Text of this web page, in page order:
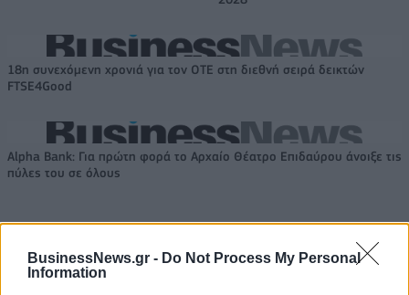
BusinessNews.gr - Do Not Process My Personal
Information
18η συνεχόμενη χρονιά για τον ΟΤΕ στη διεθνή σειρά δεικτών
FTSE4Good
Alpha Bank: Για πρώτη φορά το Αρχαίο Θέατρο Επιδαύρου άνοιξε τις
πύλες του σε όλους
ΠΕΡΙΣΣΌΤΕΡΑ ΣΕ ΑΥΤΉ ΤΗΝ ΚΑΤΗΓΟΡΊΑ